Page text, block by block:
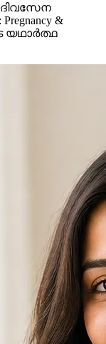
ദിവസേന
&
യഥാർത്ഥ